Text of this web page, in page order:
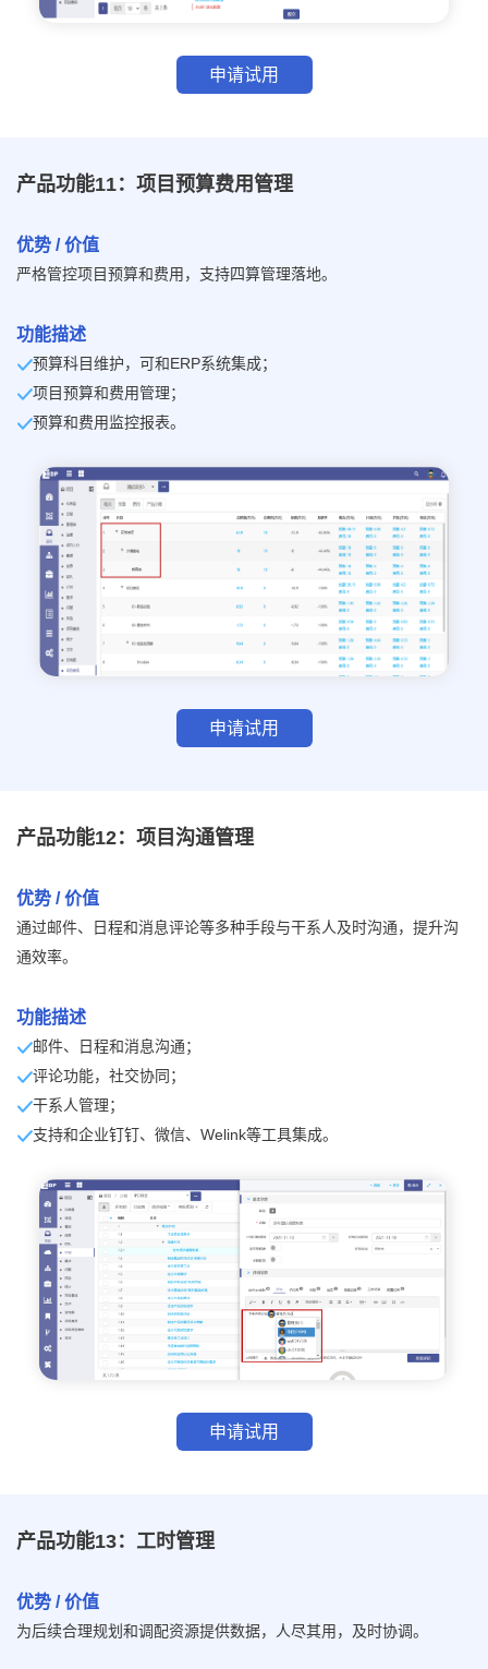
申请试用
产品功能11：项目预算费用管理
优势 / 价值
严格管控项目预算和费用，支持四算管理落地。
功能描述
预算科目维护，可和ERP系统集成；
项目预算和费用管理；
预算和费用监控报表。
申请试用
产品功能12：项目沟通管理
优势 / 价值
通过邮件、日程和消息评论等多种手段与干系人及时沟通，提升沟
通效率。
功能描述
邮件、日程和消息沟通；
评论功能，社交协同；
干系人管理；
支持和企业钉钉、微信、Welink等工具集成。
申请试用
产品功能13：工时管理
优势 / 价值
为后续合理规划和调配资源提供数据，人尽其用，及时协调。